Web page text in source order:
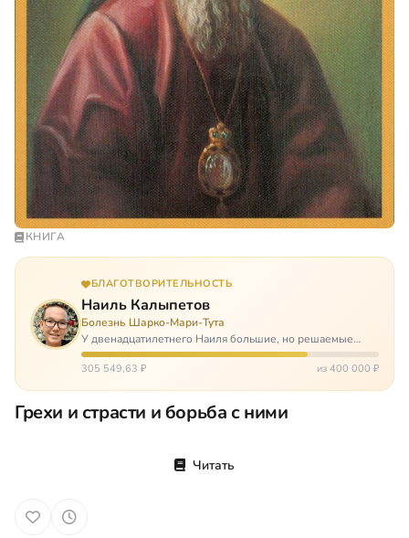
КНИГА
БЛАГОТВОРИТЕЛЬНОСТЬ
Наиль Калыпетов
Болезнь Шарко-Мари-Тута
У двенадцатилетнего Наиля большие, но решаемые
проблемы. Он болен редкой болезнью, которая ставит
перед ним множество непростых задача, угрожая в
305 549,63 ₽ из 400 000 ₽
Грехи и страсти и борьба с ними
Читать